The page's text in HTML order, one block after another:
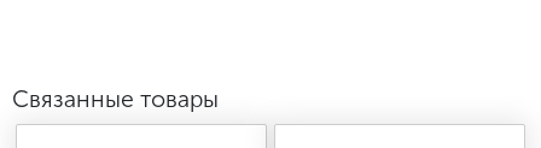
Связанные товары